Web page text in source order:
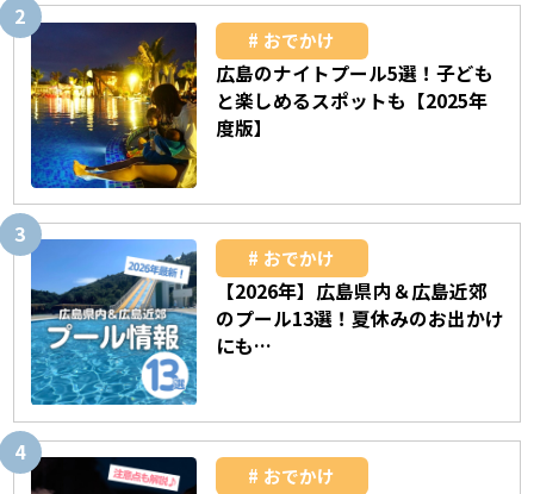
おでかけ
広島のナイトプール5選！子ども
と楽しめるスポットも【2025年
度版】
おでかけ
【2026年】広島県内＆広島近郊
のプール13選！夏休みのお出かけ
にも…
おでかけ